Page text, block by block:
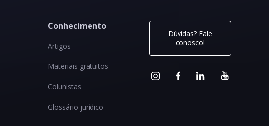
Conhecimento
Artigos
Materiais gratuitos
Colunistas
Glossário jurídico
Dúvidas? Fale
conosco!